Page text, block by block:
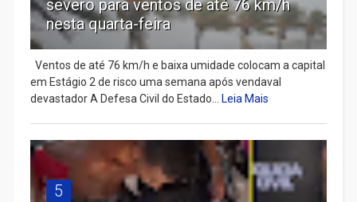
severo para ventos de até 76 km/h
nesta quarta-feira
Ventos de até 76 km/h e baixa umidade colocam a capital
em Estágio 2 de risco uma semana após vendaval
devastador A Defesa Civil do Estado... Leia Mais
5